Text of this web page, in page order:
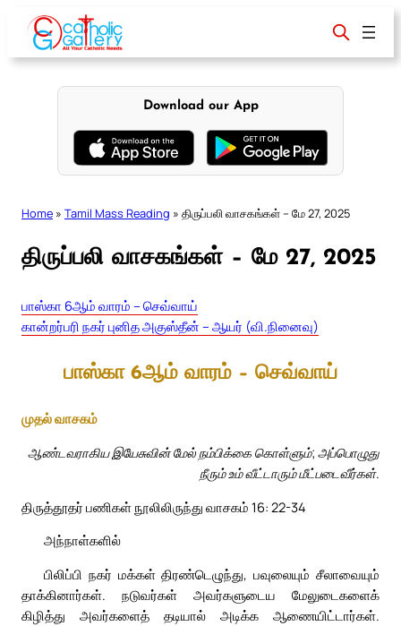
content
Download our App
Home » Tamil Mass Reading » திருப்பலி வாசகங்கள் – மே 27, 2025
திருப்பலி வாசகங்கள் – மே 27, 2025
பாஸ்கா 6ஆம் வாரம் – செவ்வாய்
கான்றர்பரி நகர் புனித அகுஸ்தீன் – ஆயர் (வி.நினைவு)
பாஸ்கா 6ஆம் வாரம் – செவ்வாய்
முதல் வாசகம்
ஆண்டவராகிய இயேசுவின் மேல் நம்பிக்கை கொள்ளும்; அப்பொழுது
நீரும் உம் வீட்டாரும் மீட்படைவீர்கள்.
திருத்தூதர் பணிகள் நூலிலிருந்து வாசகம் 16: 22-34
அந்நாள்களில்
பிலிப்பி நகர் மக்கள் திரண்டெழுந்து, பவுலையும் சீலாவையும்
தாக்கினார்கள். நடுவர்கள் அவர்களுடைய மேலுடைகளைக்
கிழித்து அவர்களைத் தடியால் அடிக்க ஆணையிட்டார்கள்.